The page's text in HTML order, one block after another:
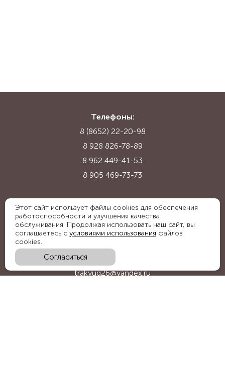
Телефоны:
8 (8652) 22-20-98
8 928 826-78-89
8 962 449-41-53
8 905 469-73-73
Адрес:
Ставропольский край, с. Надежда,
ул. Промышленная, 1Б
trakyug26@yandex.ru
Этот сайт использует файлы cookies для обеспечения
работоспособности и улучшения качества
обслуживания. Продолжая использовать наш сайт, вы
соглашаетесь с условиями использования файлов
cookies.
Согласиться